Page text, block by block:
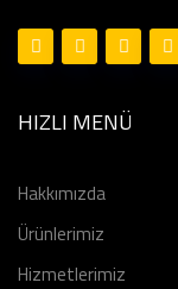
HIZLI MENÜ
Hakkımızda
Ürünlerimiz
Hizmetlerimiz